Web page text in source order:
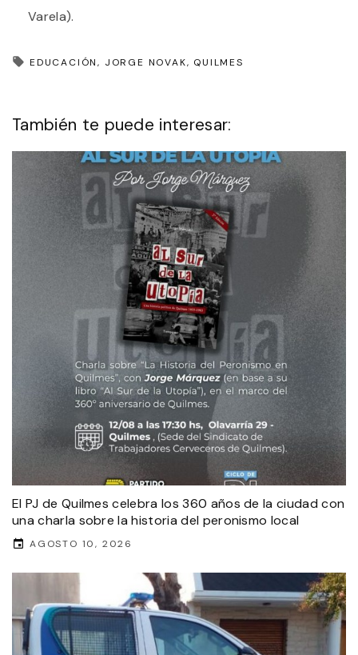
Varela).
EDUCACIÓN JORGE NOVAK QUILMES
También te puede interesar:
El PJ de Quilmes celebra los 360 años de la ciudad con
una charla sobre la historia del peronismo local
AGOSTO 10, 2026